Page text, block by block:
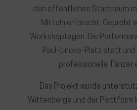
den öffentlichen Stadtraum
Mitteln erforscht. Geprobt
Workshoptagen. Die
Paul-Lincke-Platz statt und
professionelle Tänzer
Das Projekt wurde
Wittenberge und der Plattform